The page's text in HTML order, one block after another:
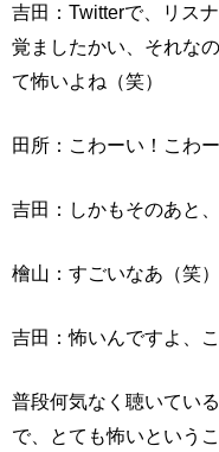
吉田：Twitterで、リス
覚ましたかい、それな
て怖いよね（笑）
田所：こわーい！こわー
吉田：しかもそのあと
檜山：すごいなあ（笑）
吉田：怖いんですよ、こ
普段何気なく聴いてい
で、とても怖いという